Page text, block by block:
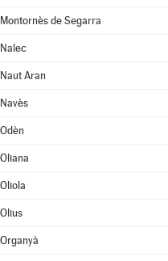
Montornès de Segarra
Nalec
Naut Aran
Navès
Odèn
Oliana
Oliola
Olius
Organyà